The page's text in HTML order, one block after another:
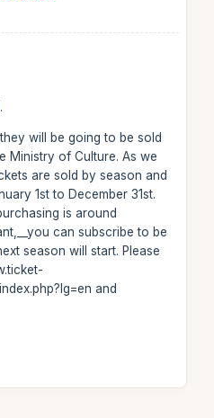
will be going to be sold
Ministry of Culture. As we
are sold by season and
1st to December 31st.
is around
can subscribe to be
season will start. Please
and